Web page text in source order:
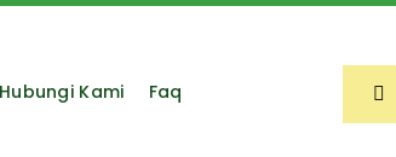
Hubungi Kami Faq